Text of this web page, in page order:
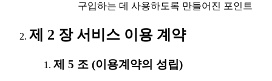
구입하는 데 사용하도록 만들어진 포인트
제 2 장 서비스 이용 계약
제 5 조 (이용계약의 성립)